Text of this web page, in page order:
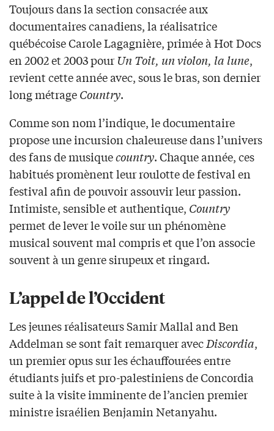
Toujours dans la section consacrée aux
documentaires canadiens, la réalisatrice
québécoise Carole Lagagnière, primée à Hot Docs
en 2002 et 2003 pourUn Toit, un violon, la lune,
revient cette année avec, sous le bras, son dernier
long métrageCountry.
Comme son nom l’indique, le documentaire
propose une incursion chaleureuse dans l’univers
des fans de musiquecountry. Chaque année, ces
habitués promènent leur roulotte de festival en
festival afin de pouvoir assouvir leur passion.
Intimiste, sensible et authentique, Country
permet de lever le voile sur un phénomène
musical souvent mal compris et que l’on associe
souvent à un genre sirupeux et ringard.
L’appel de l’Occident
Les jeunes réalisateurs Samir Mallal and Ben
Addelman se sont fait remarquer avecDiscordia,
un premier opus sur les échauffourées entre
étudiants juifs et pro-palestiniens de Concordia
suite à la visite imminente de l’ancien premier
ministre israélien Benjamin Netanyahu.